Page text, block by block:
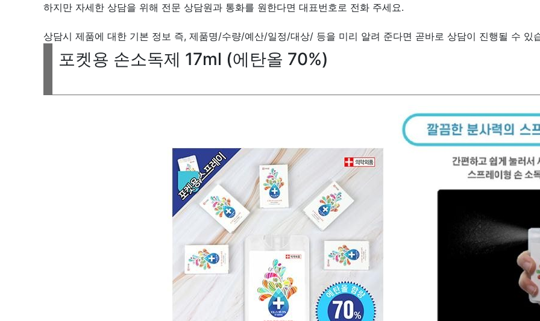
하지만 자세한 상담을 위해 전문 상담원과 통화를 원한다면 대표번호로 전화 주세요.
상담시 제품에 대한 기본 정보 즉, 제품명/수량/예산/일정/대상/ 등을 미리 알려 준다면 곧바로 상담이 진행될 수 있
포켓용 손소독제 17ml (에탄올 70%)